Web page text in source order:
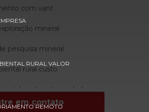
RURAL VALOR
REMOTO
com vant
mineral
pesquisa mineral
rural custo
rural custo em belo
em contato